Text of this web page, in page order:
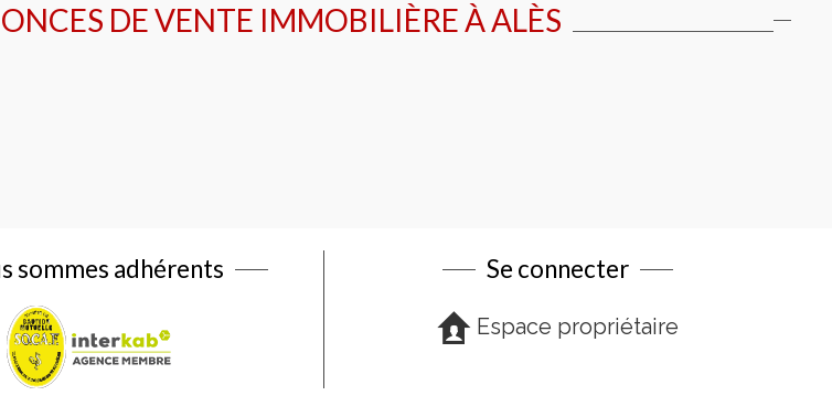
DE VENTE IMMOBILIÈRE ÀALÈS
sommes adhérents Se connecter
Espace propriétaire